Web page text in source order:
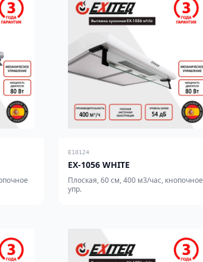
E10124
EX-1056 WHITE
Плоская, 60 см, 400 м3/час, кнопочное
упр.